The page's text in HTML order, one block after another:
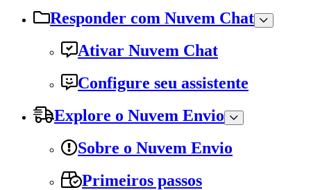
Responder com Nuvem Chat
Ativar Nuvem Chat
Configure seu assistente
Explore o Nuvem Envio
Sobre o Nuvem Envio
Primeiros passos